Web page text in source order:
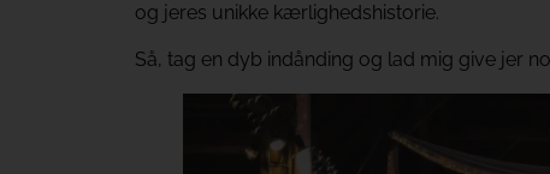
og jeres unikke kærlighedshistorie.
Så, tag en dyb indånding og lad mig give jer